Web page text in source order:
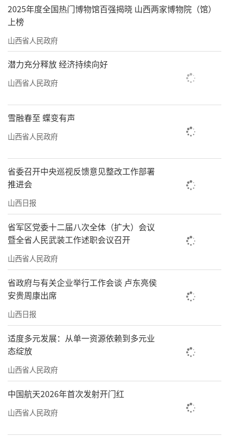
2025年度全国热门博物馆百强揭晓 山西两家博物院（馆）
上榜
山西省人民政府
潜力充分释放 经济持续向好
山西省人民政府
雪融春至 蝶变有声
山西省人民政府
省委召开中央巡视反馈意见整改工作部署
推进会
山西日报
省军区党委十二届八次全体（扩大）会议
暨全省人民武装工作述职会议召开
山西省人民政府
省政府与有关企业举行工作会谈 卢东亮侯
安贵周康出席
山西日报
适度多元发展：从单一资源依赖到多元业
态绽放
山西省人民政府
中国航天2026年首次发射开门红
山西省人民政府